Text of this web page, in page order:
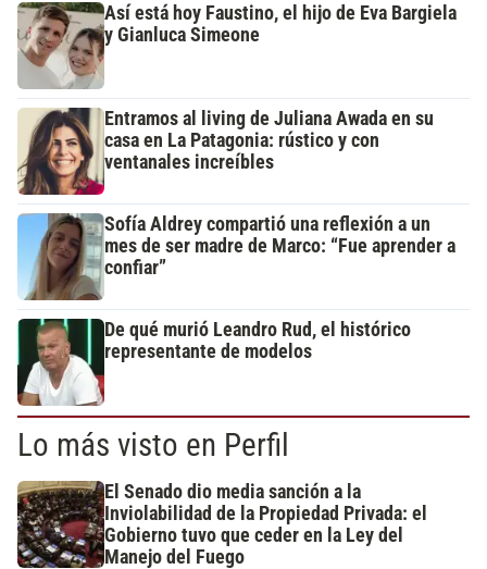
Así está hoy Faustino, el hijo de Eva Bargiela
y Gianluca Simeone
Entramos al living de Juliana Awada en su
casa en La Patagonia: rústico y con
ventanales increíbles
Sofía Aldrey compartió una reflexión a un
mes de ser madre de Marco: “Fue aprender a
confiar”
De qué murió Leandro Rud, el histórico
representante de modelos
Lo más visto en Perfil
El Senado dio media sanción a la
Inviolabilidad de la Propiedad Privada: el
Gobierno tuvo que ceder en la Ley del
Manejo del Fuego